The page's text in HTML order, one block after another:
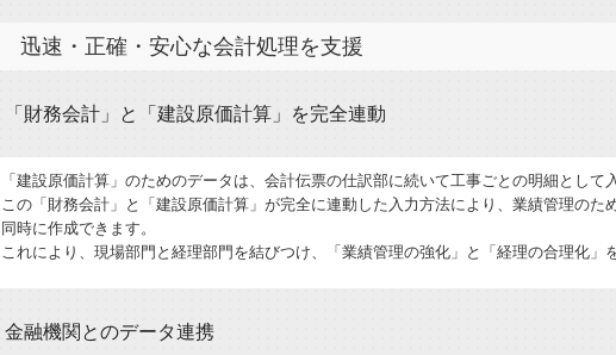
迅速・正確・安心な会計処理を支援
「財務会計」と「建設原価計算」を完全連動
「建設原価計算」のためのデータは、会計伝票の仕訳部に続いて工事ごとの明細として
この「財務会計」と「建設原価計算」が完全に連動した入力方法により、業績管理のた
同時に作成できます。
これにより、現場部門と経理部門を結びつけ、「業績管理の強化」と「経理の合理化」
金融機関とのデータ連携